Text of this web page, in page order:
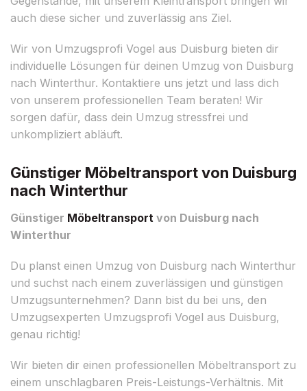
auch diese sicher und zuverlässig ans Ziel.
Wir von Umzugsprofi Vogel aus Duisburg bieten dir
individuelle Lösungen für deinen Umzug von Duisburg
nach Winterthur. Kontaktiere uns jetzt und lass dich
von unserem professionellen Team beraten! Wir
sorgen dafür, dass dein Umzug stressfrei und
unkompliziert abläuft.
Günstiger Möbeltransport von Duisburg
nach Winterthur
Günstiger Möbeltransport von Duisburg nach
Winterthur
Du planst einen Umzug von Duisburg nach Winterthur
und suchst nach einem zuverlässigen und günstigen
Umzugsunternehmen? Dann bist du bei uns, den
Umzugsexperten Umzugsprofi Vogel aus Duisburg,
genau richtig!
Wir bieten dir einen professionellen Möbeltransport zu
einem unschlagbaren Preis-Leistungs-Verhältnis. Mit